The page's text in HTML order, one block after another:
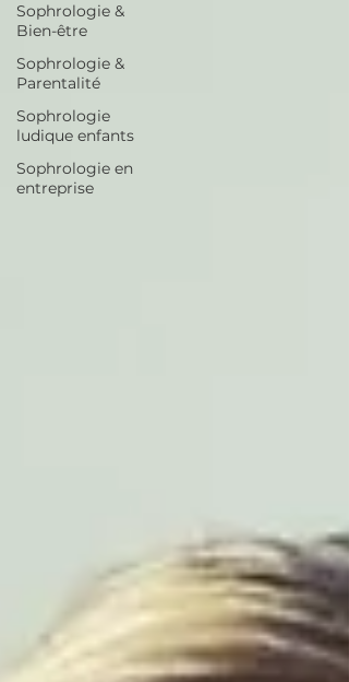
Sophrologie &
Bien-être
Sophrologie &
Parentalité
Sophrologie
ludique enfants
Sophrologie en
entreprise